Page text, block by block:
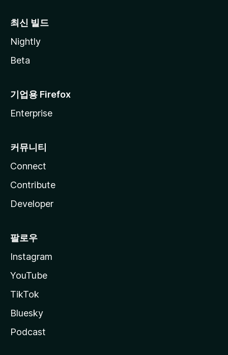
최신 빌드
Nightly
Beta
기업용 Firefox
Enterprise
커뮤니티
Connect
Contribute
Developer
팔로우
Instagram
YouTube
TikTok
Bluesky
Podcast